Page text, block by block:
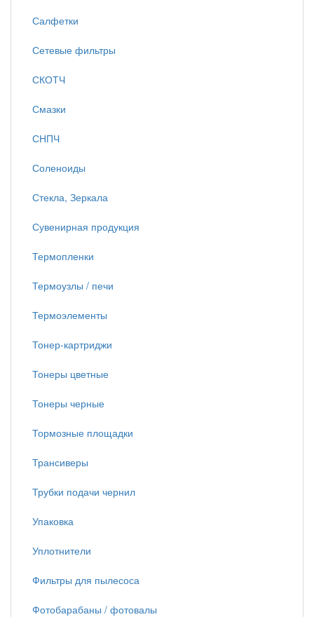
Салфетки
Сетевые фильтры
СКОТЧ
Смазки
СНПЧ
Соленоиды
Стекла, Зеркала
Сувенирная продукция
Термопленки
Термоузлы / печи
Термоэлементы
Тонер-картриджи
Тонеры цветные
Тонеры черные
Тормозные площадки
Трансиверы
Трубки подачи чернил
Упаковка
Уплотнители
Фильтры для пылесоса
Фотобарабаны / фотовалы